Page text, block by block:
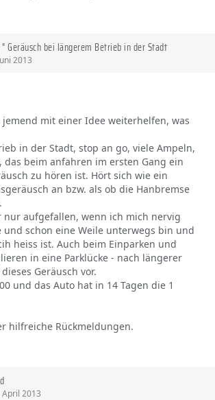
Geräusch bei längerem Betrieb in der Stadt
2013
mit einer Idee weiterhelfen, was
in der Stadt, stop an go, viele Ampeln,
das beim anfahren im ersten Gang ein
zu hören ist. Hört sich wie ein
an bzw. als ob die Hanbremse
aufgefallen, wenn ich mich nervig
schon eine Weile unterwegs bin und
heiss ist. Auch beim Einparken und
in eine Parklücke - nach längerer
Geräusch vor.
und das Auto hat in 14 Tagen die 1
hilfreiche Rückmeldungen.
April 2013